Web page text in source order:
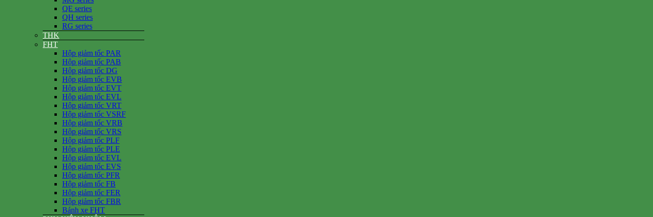
QE series
QH series
RG series
THK
FHT
Hộp giảm tốc PAR
Hộp giảm tốc PAB
Hộp giảm tốc DG
Hộp giảm tốc EVB
Hộp giảm tốc EVT
Hộp giảm tốc EVL
Hộp giảm tốc VRT
Hộp giảm tốc VSRF
Hộp giảm tốc VRB
Hộp giảm tốc VRS
Hộp giảm tốc PLF
Hộp giảm tốc PLE
Hộp giảm tốc EVL
Hộp giảm tốc EVS
Hộp giảm tốc PFR
Hộp giảm tốc FB
Hộp giảm tốc FER
Hộp giảm tốc FBR
Bánh xe FHT